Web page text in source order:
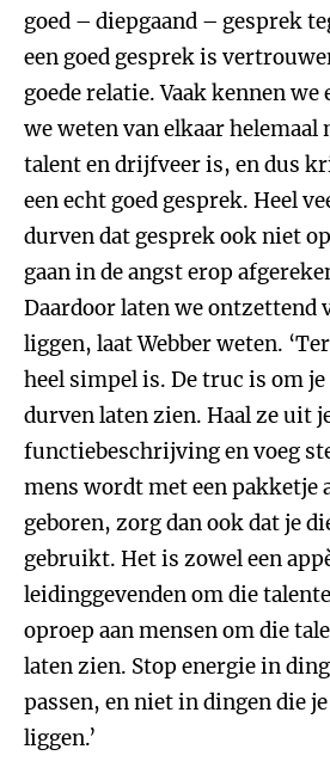
goed – diepgaand – gesprek
een goed gesprek is
goede relatie. Vaak kennen we
we weten van elkaar helemaal
talent en drijfveer is, en dus
een echt goed gesprek. Heel
durven dat gesprek ook niet
gaan in de angst erop
Daardoor laten we ontzettend
liggen, laat Webber weten.
heel simpel is. De truc is om
durven laten zien. Haal ze uit
functiebeschrijving en voeg
mens wordt met een pakketje
geboren, zorg dan ook dat je
gebruikt. Het is zowel een
leidinggevenden om die
oproep aan mensen om die
laten zien. Stop energie in
passen, en niet in dingen die
liggen.’